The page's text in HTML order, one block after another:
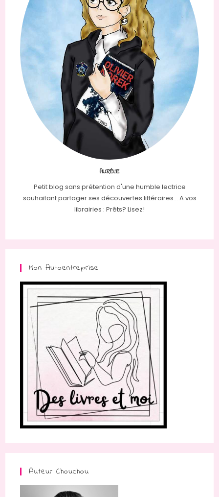
AURÉLIE
Petit blog sans prétention d'une humble lectrice
souhaitant partager ses découvertes littéraires... A vos
librairies : Prêts? Lisez!
Mon Autoentreprise
Auteur Chouchou